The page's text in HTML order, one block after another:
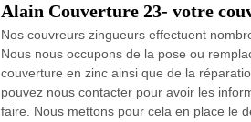
Alain Couverture 23- votre
Nos couvreurs zingueurs effectuent
Nous nous occupons de la pose ou
couverture en zinc ainsi que de la
pouvez nous contacter pour avoir les
faire. Nous mettons pour cela en place le